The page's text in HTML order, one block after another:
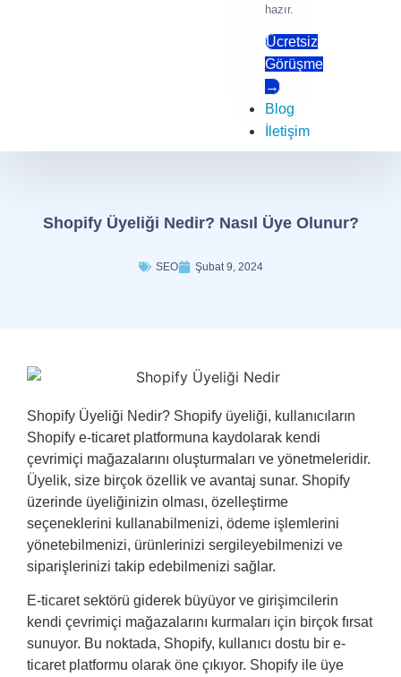
hazır.
Ücretsiz
Görüşme
→
Blog
İletişim
Shopify Üyeliği Nedir? Nasıl Üye Olunur?
SEO Şubat 9, 2024
Shopify Üyeliği Nedir? Shopify üyeliği, kullanıcıların
Shopify e-ticaret platformuna kaydolarak kendi
çevrimiçi mağazalarını oluşturmaları ve yönetmeleridir.
Üyelik, size birçok özellik ve avantaj sunar. Shopify
üzerinde üyeliğinizin olması, özelleştirme
seçeneklerini kullanabilmenizi, ödeme işlemlerini
yönetebilmenizi, ürünlerinizi sergileyebilmenizi ve
siparişlerinizi takip edebilmenizi sağlar.
E-ticaret sektörü giderek büyüyor ve girişimcilerin
kendi çevrimiçi mağazalarını kurmaları için birçok fırsat
sunuyor. Bu noktada, Shopify, kullanıcı dostu bir e-
ticaret platformu olarak öne çıkıyor. Shopify ile üye